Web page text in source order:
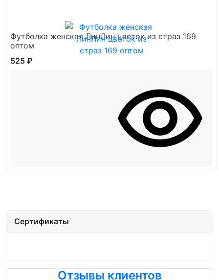
Футболка женская ЛинЛин цветок из страз 169
оптом
525 ₽
Сертификаты
Отзывы клиентов